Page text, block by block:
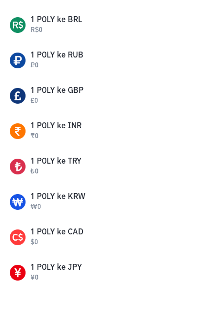
1 POLY ke BRL
R$0
1 POLY ke RUB
₽0
1 POLY ke GBP
£0
1 POLY ke INR
₹0
1 POLY ke TRY
₺0
1 POLY ke KRW
₩0
1 POLY ke CAD
$0
1 POLY ke JPY
¥0